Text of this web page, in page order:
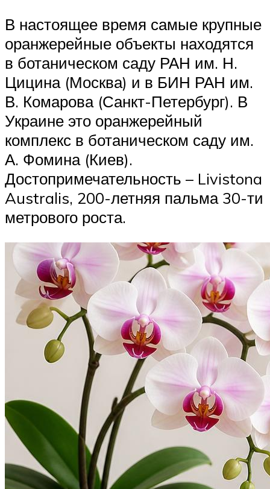
В настоящее время самые крупные
оранжерейные объекты находятся
в ботаническом саду РАН им. Н.
Цицина (Москва) и в БИН РАН им.
В. Комарова (Санкт-Петербург). В
Украине это оранжерейный
комплекс в ботаническом саду им.
А. Фомина (Киев).
Достопримечательность – Livistona
Australis, 200-летняя пальма 30-ти
метрового роста.